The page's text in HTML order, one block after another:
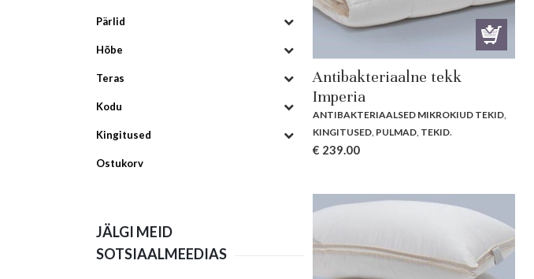
Antibakteriaalne tekk
Imperia
ANTIBAKTERIAALSED MIKROKIUD TEKID,
KINGITUSED, PULMAD, TEKID.
€ 239.00
Pärlid
Hõbe
Teras
Kodu
Kingitused
Ostukorv
JÄLGI MEID
SOTSIAALMEEDIAS